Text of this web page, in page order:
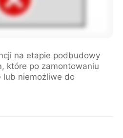
na etapie podbudowy
które po zamontowaniu
lub niemożliwe do